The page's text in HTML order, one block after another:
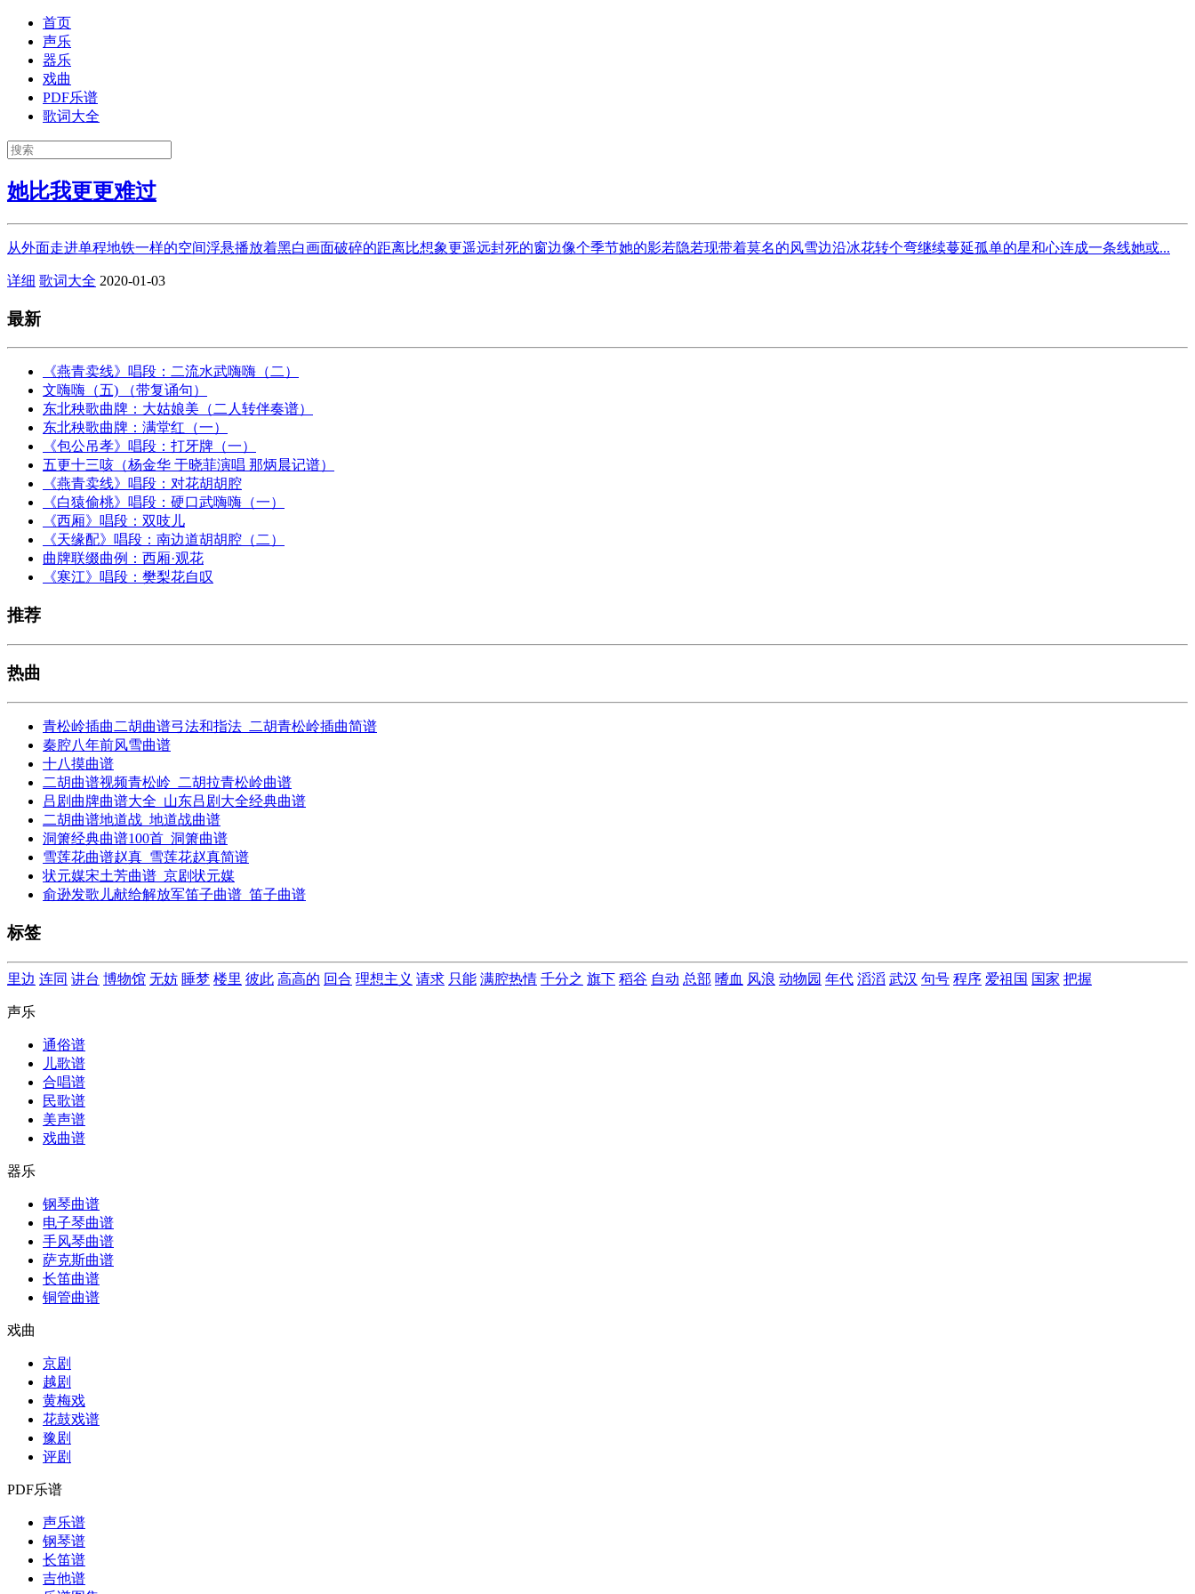
首页
声乐
器乐
戏曲
PDF乐谱
歌词大全
她比我更更难过
从外面走进单程地铁一样的空间浮悬播放着黑白画面破碎的距离比想象更遥远封死的窗边像个季节她的影若隐若现带着莫名的风雪边沿冰花转个弯继续蔓延孤单的星和心连成一条线她或...
详细 歌词大全 2020-01-03
最新
《燕青卖线》唱段：二流水武嗨嗨（二）
文嗨嗨（五) （带复诵句）
东北秧歌曲牌：大姑娘美（二人转伴奏谱）
东北秧歌曲牌：满堂红（一）
《包公吊孝》唱段：打牙牌（一）
五更十三咳（杨金华 于晓菲演唱 那炳晨记谱）
《燕青卖线》唱段：对花胡胡腔
《白猿偷桃》唱段：硬口武嗨嗨（一）
《西厢》唱段：双吱儿
《天缘配》唱段：南边道胡胡腔（二）
曲牌联缀曲例：西厢·观花
《寒江》唱段：樊梨花自叹
推荐
热曲
青松岭插曲二胡曲谱弓法和指法_二胡青松岭插曲简谱
秦腔八年前风雪曲谱
十八摸曲谱
二胡曲谱视频青松岭_二胡拉青松岭曲谱
吕剧曲牌曲谱大全_山东吕剧大全经典曲谱
二胡曲谱地道战_地道战曲谱
洞箫经典曲谱100首_洞箫曲谱
雪莲花曲谱赵真_雪莲花赵真简谱
状元媒宋土芳曲谱_京剧状元媒
俞逊发歌儿献给解放军笛子曲谱_笛子曲谱
标签
里边 连同 讲台 博物馆 无妨 睡梦 楼里 彼此 高高的 回合 理想主义 请求 只能 满腔热情 千分之 旗下 稻谷 自动 总部 嗜血 风浪 动物园 年代 滔滔 武汉 句号 程序 爱祖国 国家 把握
声乐
通俗谱
儿歌谱
合唱谱
民歌谱
美声谱
戏曲谱
器乐
钢琴曲谱
电子琴曲谱
手风琴曲谱
萨克斯曲谱
长笛曲谱
铜管曲谱
戏曲
京剧
越剧
黄梅戏
花鼓戏谱
豫剧
评剧
PDF乐谱
声乐谱
钢琴谱
长笛谱
吉他谱